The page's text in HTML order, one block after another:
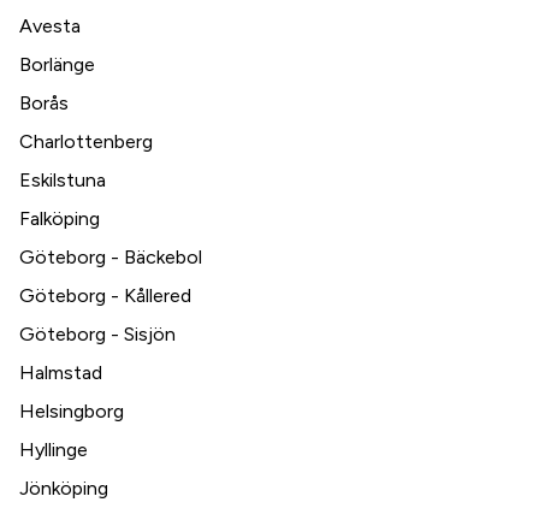
Avesta
Borlänge
Borås
Charlottenberg
Eskilstuna
Falköping
Göteborg - Bäckebol
Göteborg - Kållered
Göteborg - Sisjön
Halmstad
Helsingborg
Hyllinge
Jönköping